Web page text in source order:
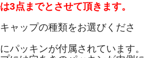
3点までとさせて頂きます。
ャップの種類をお選びくださ
パッキンが付属されています。